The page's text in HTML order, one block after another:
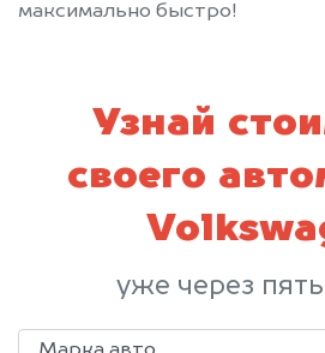
максимально быстро!
Узнай
своего
уже через